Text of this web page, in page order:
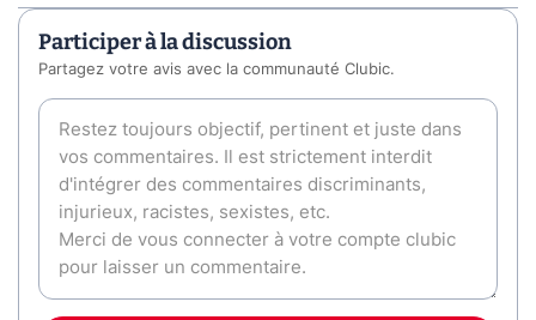
Participer à la discussion
Partagez votre avis avec la communauté Clubic.